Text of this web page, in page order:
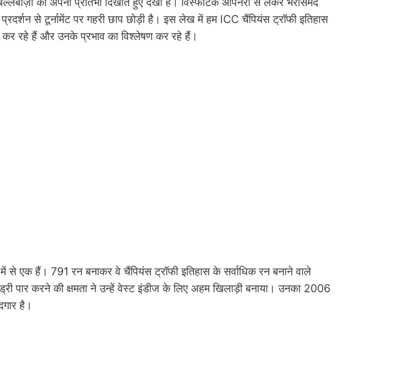
से टूर्नामेंट पर गहरी छाप छोड़ी है। इस लेख में हम ICC चैंपियंस ट्रॉफी इतिहास
कर रहे हैं और उनके प्रभाव का विश्लेषण कर रहे हैं।
एक हैं। 791 रन बनाकर वे चैंपियंस ट्रॉफी इतिहास के सर्वाधिक रन बनाने वाले
पार करने की क्षमता ने उन्हें वेस्ट इंडीज के लिए अहम खिलाड़ी बनाया। उनका 2006
है।